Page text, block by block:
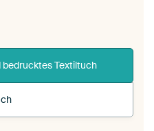
Textiltuch